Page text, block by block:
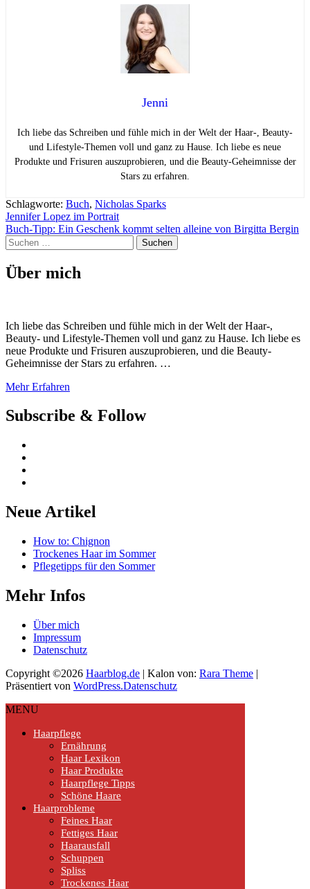
Jenni
Ich liebe das Schreiben und fühle mich in der Welt der Haar-, Beauty-
und Lifestyle-Themen voll und ganz zu Hause. Ich liebe es neue
Produkte und Frisuren auszuprobieren, und die Beauty-Geheimnisse der
Stars zu erfahren.
Schlagworte: Buch, Nicholas Sparks
Beitragsnavigation
Jennifer Lopez im Portrait
Buch-Tipp: Ein Geschenk kommt selten alleine von Birgitta Bergin
Suchen
nach:
Über mich
Ich liebe das Schreiben und fühle mich in der Welt der Haar-,
Beauty- und Lifestyle-Themen voll und ganz zu Hause. Ich liebe es
neue Produkte und Frisuren auszuprobieren, und die Beauty-
Geheimnisse der Stars zu erfahren. …
Mehr Erfahren
Subscribe & Follow
Neue Artikel
How to: Chignon
Trockenes Haar im Sommer
Pflegetipps für den Sommer
Mehr Infos
Über mich
Impressum
Datenschutz
Copyright ©2026 Haarblog.de | Kalon von: Rara Theme |
Präsentiert von WordPress.Datenschutz
MENU
Haarpflege
Ernährung
Haar Lexikon
Haar Produkte
Haarpflege Tipps
Schöne Haare
Haarprobleme
Feines Haar
Fettiges Haar
Haarausfall
Schuppen
Spliss
Trockenes Haar